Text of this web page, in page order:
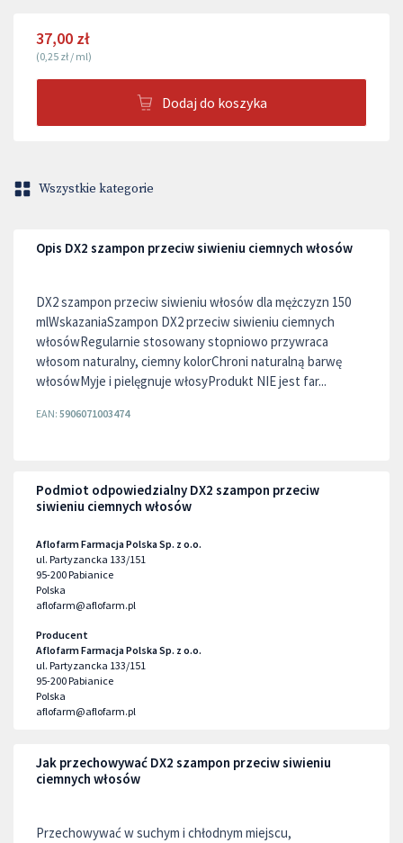
37,00 zł
(0,25 zł / ml)
Dodaj do koszyka
Wszystkie kategorie
Opis DX2 szampon przeciw siwieniu ciemnych włosów
DX2 szampon przeciw siwieniu włosów dla mężczyzn 150
mlWskazaniaSzampon DX2 przeciw siwieniu ciemnych
włosówRegularnie stosowany stopniowo przywraca
włosom naturalny, ciemny kolorChroni naturalną barwę
włosówMyje i pielęgnuje włosyProdukt NIE jest far...
EAN: 5906071003474
Podmiot odpowiedzialny DX2 szampon przeciw
siwieniu ciemnych włosów
Aflofarm Farmacja Polska Sp. z o.o.
ul. Partyzancka 133/151
95-200Pabianice
Polska
aflofarm@aflofarm.pl
Producent
Aflofarm Farmacja Polska Sp. z o.o.
ul. Partyzancka 133/151
95-200Pabianice
Polska
aflofarm@aflofarm.pl
Jak przechowywać DX2 szampon przeciw siwieniu
ciemnych włosów
Przechowywać w suchym i chłodnym miejscu,